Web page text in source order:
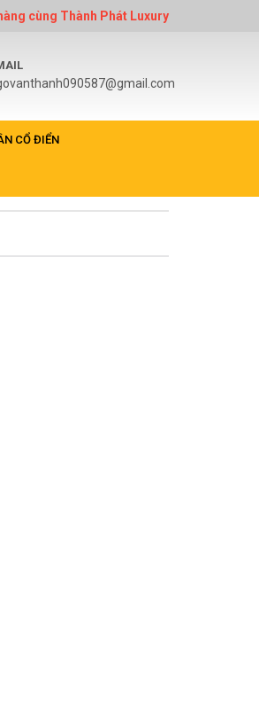
cùng Thành Phát Luxury
CỔ ĐIỂN